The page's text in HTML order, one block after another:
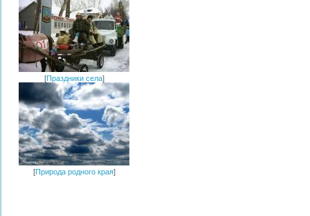
[Праздники села]
[Природа родного края]